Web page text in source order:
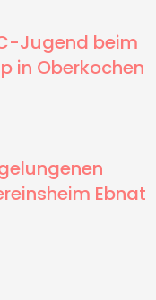
Jugend beim
in Oberkochen
Ebnat